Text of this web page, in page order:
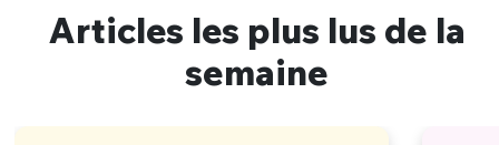
Articles les plus lus de la
semaine